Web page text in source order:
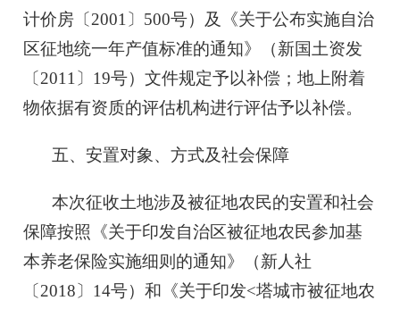
计价房〔2001〕500号）及《关于公布实施自治
区征地统一年产值标准的通知》（新国土资发
〔2011〕19号）文件规定予以补偿；地上附着
物依据有资质的评估机构进行评估予以补偿。
五、安置对象、方式及社会保障
本次征收土地涉及被征地农民的安置和社会
保障按照《关于印发自治区被征地农民参加基
本养老保险实施细则的通知》（新人社
〔2018〕14号）和《关于印发<塔城市被征地农